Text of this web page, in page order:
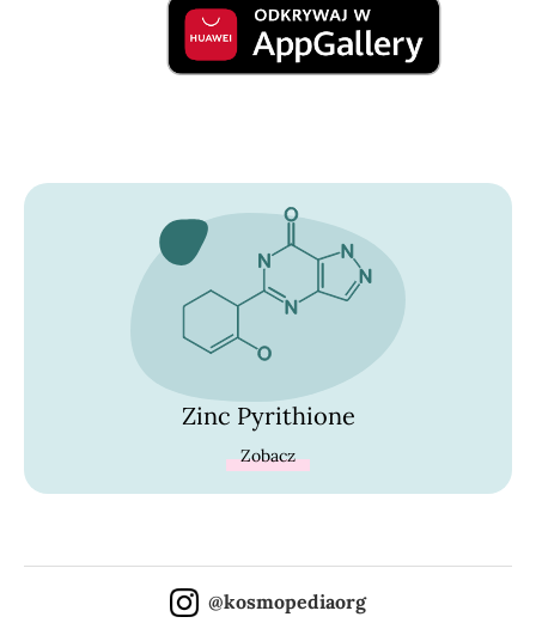
Zinc Pyrithione
Zobacz
@kosmopediaorg